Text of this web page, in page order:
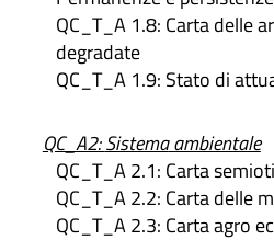
QC_T_A 1.8: Carta delle
degradate
QC_T_A 1.9: Stato di
QC_A2:Sistemaambientale
QC_T_A 2.1: Carta
QC_T_A 2.2: Carta delle
QC_T_A 2.3: Carta agro